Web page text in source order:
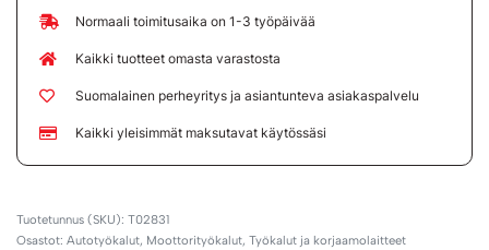
Normaali toimitusaika on 1-3 työpäivää
Kaikki tuotteet omasta varastosta
Suomalainen perheyritys ja asiantunteva asiakaspalvelu
Kaikki yleisimmät maksutavat käytössäsi
T02831
Osastot: Autotyökalut, Moottorityökalut, Työkalut ja korjaamolaitteet